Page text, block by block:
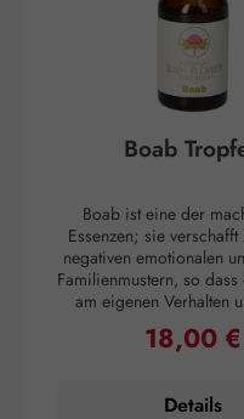
Boab
Boab ist eine der
Essenzen; sie
negativen emotionalen
Familienmustern, so
am eigenen Verhalten
deutlich wird. Solche
allen damit
losgelassen werden und
Regulärer
18,00 €
Details